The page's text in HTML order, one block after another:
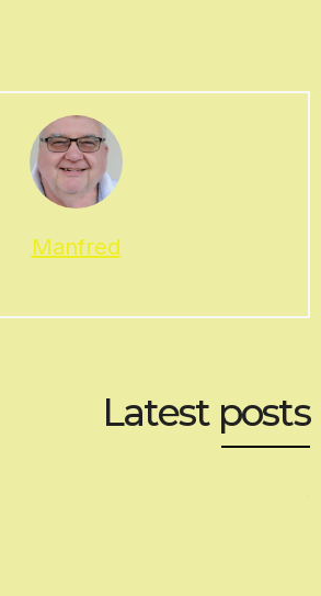
Manfred
Latest posts